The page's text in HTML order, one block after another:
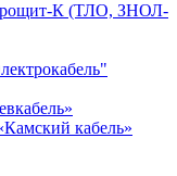
К (ТЛО, ЗНОЛ-
кабель»